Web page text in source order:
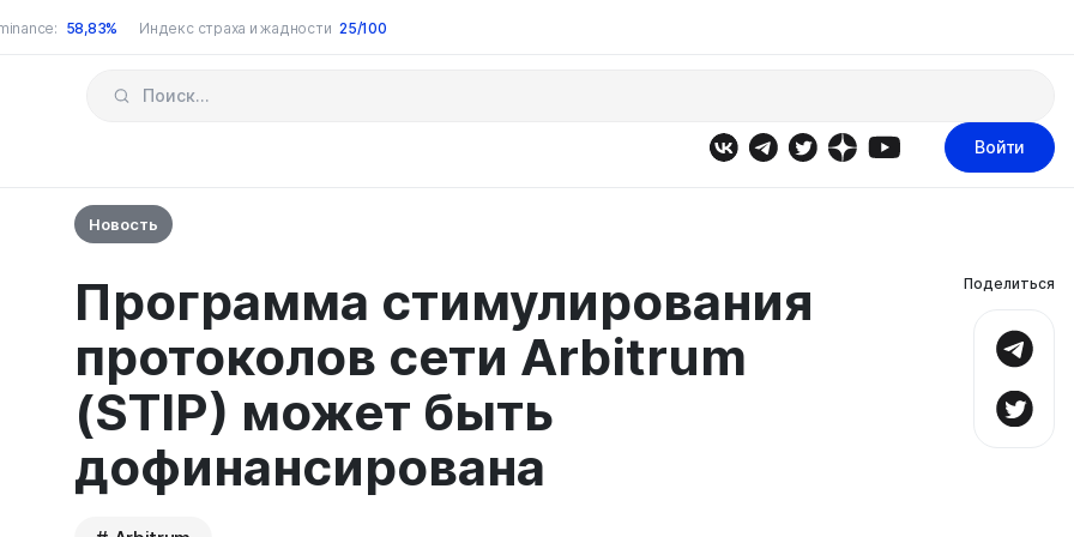
58,83% Индекс страха и жадности 25/100
Войти
Новость
Программа стимулирования
протоколов сети Arbitrum
(STIP) может быть
дофинансирована
Поделиться